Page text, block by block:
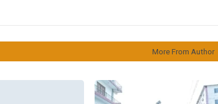
More From Author